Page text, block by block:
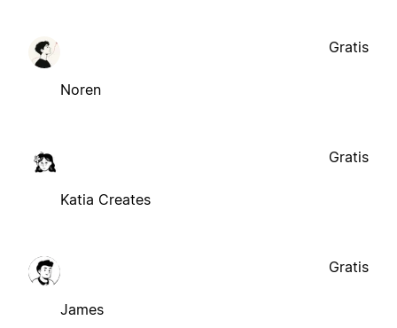
Noren
Gratis
Katia Creates
Gratis
James
Gratis